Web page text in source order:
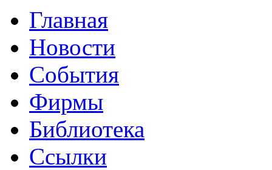
Главная
Новости
События
Фирмы
Библиотека
Ссылки